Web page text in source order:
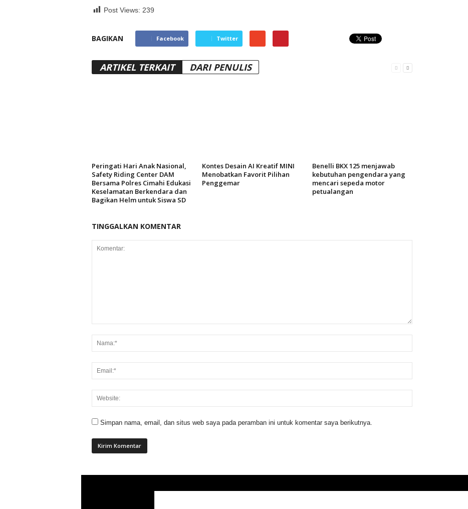
Post Views: 239
BAGIKAN Facebook Twitter
ARTIKEL TERKAIT DARI PENULIS
Peringati Hari Anak Nasional,
Safety Riding Center DAM
Bersama Polres Cimahi Edukasi
Keselamatan Berkendara dan
Bagikan Helm untuk Siswa SD
Kontes Desain AI Kreatif MINI
Menobatkan Favorit Pilihan
Penggemar
Benelli BKX 125 menjawab
kebutuhan pengendara yang
mencari sepeda motor
petualangan
TINGGALKAN KOMENTAR
Simpan nama, email, dan situs web saya pada peramban ini untuk komentar saya berikutnya.